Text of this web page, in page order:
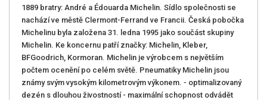
1889 bratry: André a Édouarda Michelin. Sídlo společnosti se
nachází ve městě Clermont-Ferrand ve Francii. Česká pobočka
Michelinu byla založena 31. ledna 1995 jako součást skupiny
Michelin. Ke koncernu patří značky: Michelin, Kleber,
BFGoodrich, Kormoran. Michelin je výrobcem s největším
počtem ocenění po celém světě. Pneumatiky Michelin jsou
známy svým vysokým kilometrovým výkonem. - optimalizovaný
dezén s dlouhou živostností - maximální schopnost odvádět